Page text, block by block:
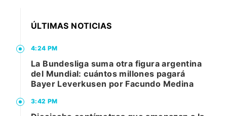
ÚLTIMAS NOTICIAS
4:24 PM
La Bundesliga suma otra figura argentina
del Mundial: cuántos millones pagará
Bayer Leverkusen por Facundo Medina
3:42 PM